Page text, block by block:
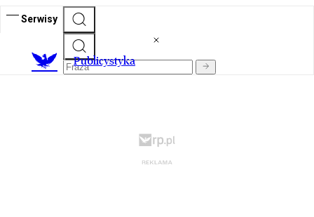
Serwisy
Publicystyka